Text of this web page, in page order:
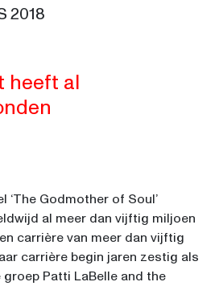
23:00
2018
heeft al
‘The Godmother of Soul’
al meer dan vijftig miljoen
carrière van meer dan vijftig
carrière begin jaren zestig als
Patti LaBelle and the